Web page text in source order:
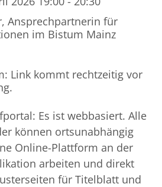
Ansprechpartnerin für
im Bistum Mainz
Link kommt rechtzeitig vor
Es ist webbasiert. Alle
können ortsunabhängig
Online-Plattform an der
arbeiten und direkt
für Titelblatt und